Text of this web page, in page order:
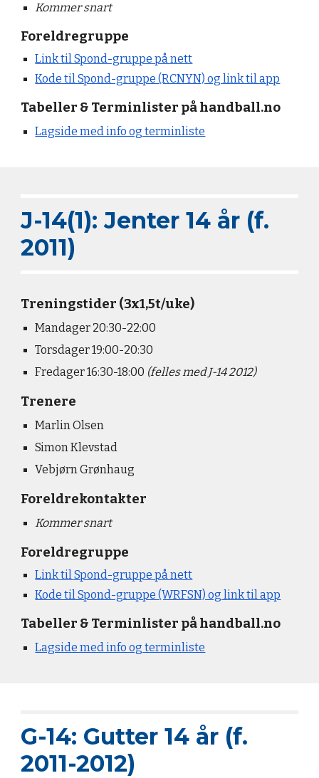
Kommer snart
Foreldregruppe
Link til Spond-gruppe på nett
Kode til Spond-gruppe (RCNYN) og link til app
Tabeller & Terminlister på handball.no
Lagside med info og terminliste
J-14(1): Jenter 14 år (f.
2011)
Treningstider (3x1,5t/uke)
Mandager 20:30-22:00
Torsdager19:00-20:30
Fredager 16:30-18:00 (felles med J-14 2012)
Trenere
Marlin Olsen
Simon Klevstad
Vebjørn Grønhaug
Foreldrekontakter
Kommer snart
Foreldregruppe
Link til Spond-gruppe på nett
Kode til Spond-gruppe (WRFSN) og link til app
Tabeller & Terminlister på handball.no
Lagside med info og terminliste
G-14: Gutter 14 år (f.
2011-2012)